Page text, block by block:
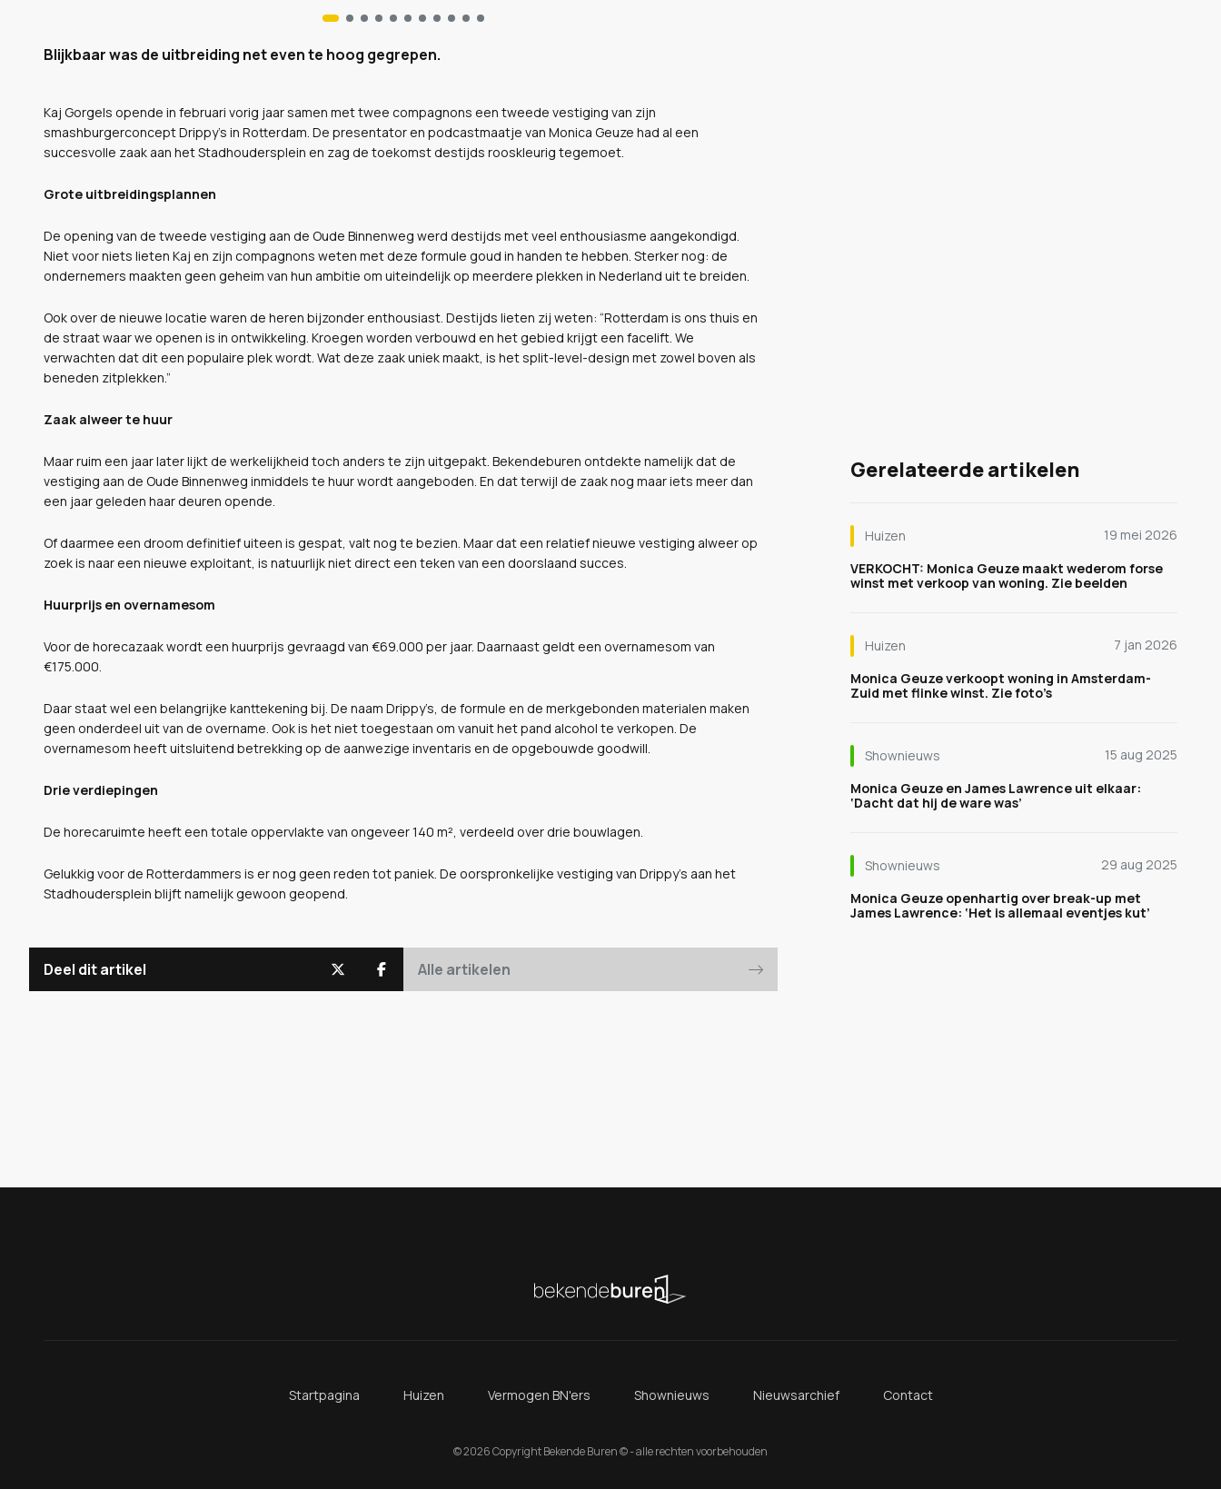
Blijkbaar was de uitbreiding net even te hoog gegrepen.
Kaj Gorgels opende in februari vorig jaar samen met twee compagnons een tweede vestiging van zijn
smashburgerconcept Drippy’s in Rotterdam. De presentator en podcastmaatje van Monica Geuze had al een
succesvolle zaak aan het Stadhoudersplein en zag de toekomst destijds rooskleurig tegemoet.
Grote uitbreidingsplannen
De opening van de tweede vestiging aan de Oude Binnenweg werd destijds met veel enthousiasme aangekondigd.
Niet voor niets lieten Kaj en zijn compagnons weten met deze formule goud in handen te hebben. Sterker nog: de
ondernemers maakten geen geheim van hun ambitie om uiteindelijk op meerdere plekken in Nederland uit te breiden.
Ook over de nieuwe locatie waren de heren bijzonder enthousiast. Destijds lieten zij weten: “Rotterdam is ons thuis en
de straat waar we openen is in ontwikkeling. Kroegen worden verbouwd en het gebied krijgt een facelift. We
verwachten dat dit een populaire plek wordt. Wat deze zaak uniek maakt, is het split-level-design met zowel boven als
beneden zitplekken.”
Zaak alweer te huur
Maar ruim een jaar later lijkt de werkelijkheid toch anders te zijn uitgepakt. Bekendeburen ontdekte namelijk dat de
vestiging aan de Oude Binnenweg inmiddels te huur wordt aangeboden. En dat terwijl de zaak nog maar iets meer dan
een jaar geleden haar deuren opende.
Of daarmee een droom definitief uiteen is gespat, valt nog te bezien. Maar dat een relatief nieuwe vestiging alweer op
zoek is naar een nieuwe exploitant, is natuurlijk niet direct een teken van een doorslaand succes.
Huurprijs en overnamesom
Voor de horecazaak wordt een huurprijs gevraagd van €69.000 per jaar. Daarnaast geldt een overnamesom van
€175.000.
Daar staat wel een belangrijke kanttekening bij. De naam Drippy’s, de formule en de merkgebonden materialen maken
geen onderdeel uit van de overname. Ook is het niet toegestaan om vanuit het pand alcohol te verkopen. De
overnamesom heeft uitsluitend betrekking op de aanwezige inventaris en de opgebouwde goodwill.
Drie verdiepingen
De horecaruimte heeft een totale oppervlakte van ongeveer 140 m², verdeeld over drie bouwlagen.
Gelukkig voor de Rotterdammers is er nog geen reden tot paniek. De oorspronkelijke vestiging van Drippy’s aan het
Stadhoudersplein blijft namelijk gewoon geopend.
Deel dit artikel Alle artikelen
Gerelateerde artikelen
Huizen
19 mei 2026
VERKOCHT: Monica Geuze maakt wederom forse
winst met verkoop van woning. Zie beelden
Huizen
7 jan 2026
Monica Geuze verkoopt woning in Amsterdam-
Zuid met flinke winst. Zie foto’s
Shownieuws
15 aug 2025
Monica Geuze en James Lawrence uit elkaar:
‘Dacht dat hij de ware was’
Shownieuws
29 aug 2025
Monica Geuze openhartig over break-up met
James Lawrence: ‘Het is allemaal eventjes kut’
Startpagina Huizen Vermogen BN'ers Shownieuws Nieuwsarchief Contact
© 2026 Copyright Bekende Buren © - alle rechten voorbehouden